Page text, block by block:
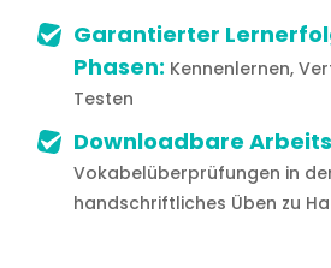
Garantierter
Phasen: Kennenlernen,
Testen
Downloadbare
Vokabelüberprüfungen in
handschriftliches Üben zu